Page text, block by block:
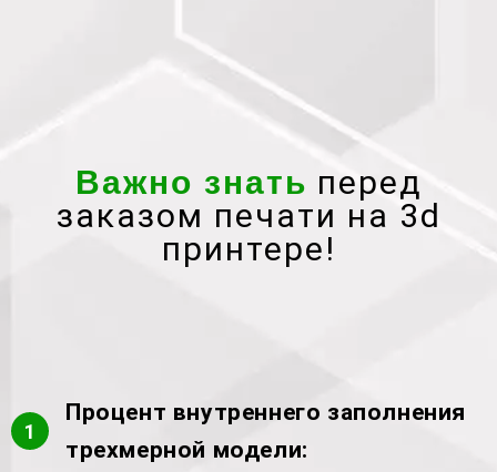
Важно знать перед
заказом печати на 3d
принтере!
1
Процент внутреннего заполнения
трехмерной модели: